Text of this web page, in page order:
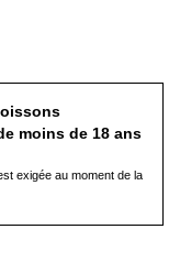
moins de 18 ans
exigée au moment de la